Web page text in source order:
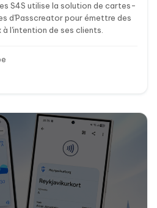
S4S utilise la solution de cartes-
d'Passcreator pour émettre des
l'intention de ses clients.